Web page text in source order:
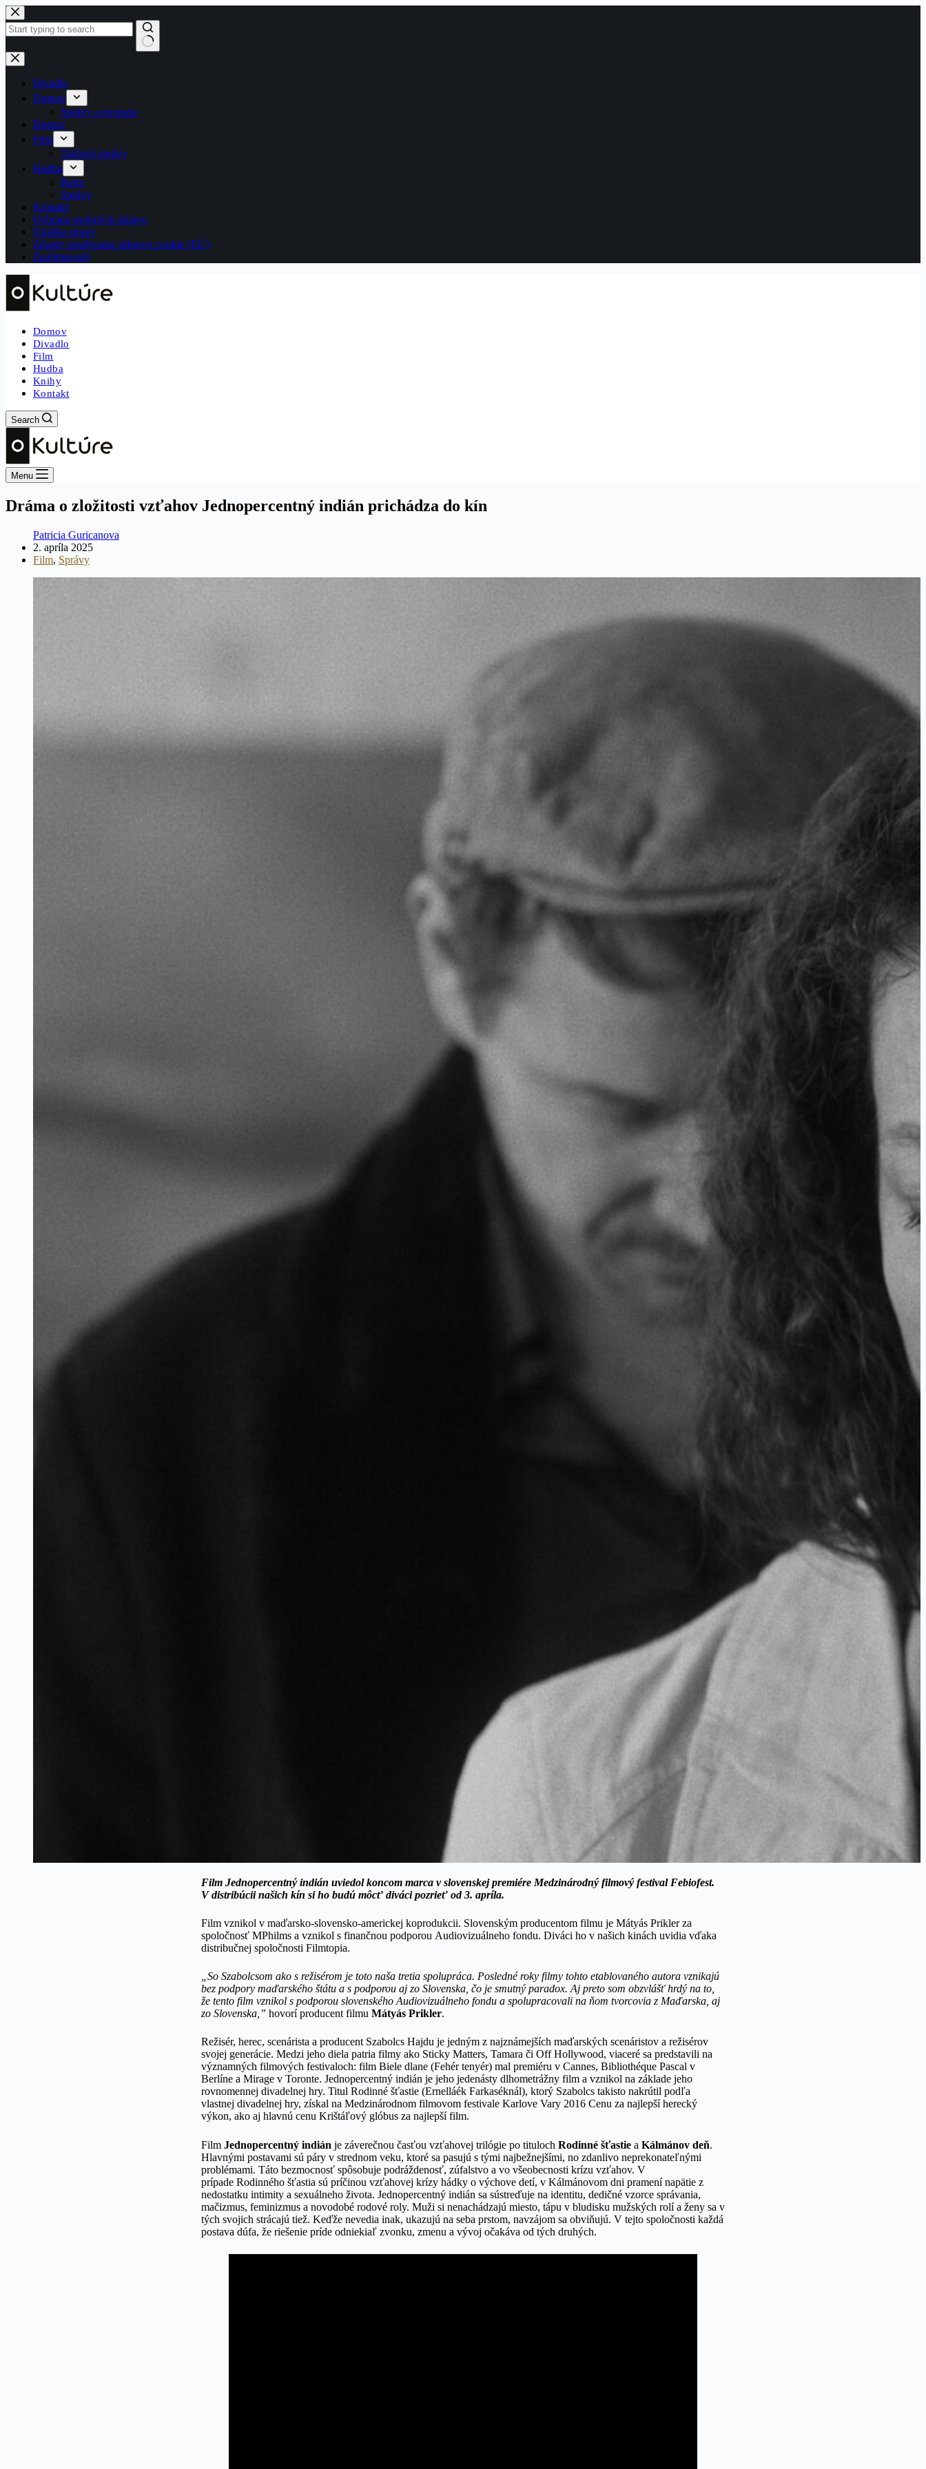
Skip
to
content
No
results
Divadlo
Domov
Správy a recenzie
Domov
Film
Tlačové správy
Hudba
Retro
Správy
Kontakt
Ochrana osobných údajov
Ukážka strany
Zásady používania súborov cookie (EÚ)
Zaujímavosti
Domov
Divadlo
Film
Hudba
Knihy
Kontakt
Search
Menu
Dráma o zložitosti vzťahov Jednopercentný indián prichádza do kín
Patricia Guricanova
2. apríla 2025
Film, Správy
Film Jednopercentný indián uviedol koncom marca v slovenskej premiére Medzinárodný filmový festival Febiofest.
V distribúcii našich kín si ho budú môcť diváci pozrieť od 3. apríla.
Film vznikol v maďarsko-slovensko-americkej koprodukcii. Slovenským producentom filmu je Mátyás Prikler za
spoločnosť MPhilms a vznikol s finančnou podporou Audiovizuálneho fondu. Diváci ho v našich kinách uvidia vďaka
distribučnej spoločnosti Filmtopia.
„So Szabolcsom ako s režisérom je toto naša tretia spolupráca. Posledné roky filmy tohto etablovaného autora vznikajú
bez podpory maďarského štátu a s podporou aj zo Slovenska, čo je smutný paradox. Aj preto som obzvlášť hrdý na to,
že tento film vznikol s podporou slovenského Audiovizuálneho fondu a spolupracovali na ňom tvorcovia z Maďarska, aj
zo Slovenska,” hovorí producent filmu Mátyás Prikler.
Režisér, herec, scenárista a producent Szabolcs Hajdu je jedným z najznámejších maďarských scenáristov a režisérov
svojej generácie. Medzi jeho diela patria filmy ako Sticky Matters, Tamara či Off Hollywood, viaceré sa predstavili na
významných filmových festivaloch: film Biele dlane (Fehér tenyér) mal premiéru v Cannes, Bibliothéque Pascal v
Berlíne a Mirage v Toronte. Jednoper­centný indián je jeho jedenásty dlhometrážny film a vznikol na základe jeho
rovnomennej divadelnej hry. Titul Rodinné šťastie (Ernelláék Farkaséknál), ktorý Szabolcs takisto nakrútil podľa
vlastnej divadelnej hry, získal na Medzinárodnom filmovom festivale Karlove Vary 2016 Cenu za najlepší herecký
výkon, ako aj hlavnú cenu Krištáľový glóbus za najlepší film.
Film Jednopercentný indián je záverečnou časťou vzťahovej trilógie po tituloch Rodinné šťastie a Kálmánov deň.
Hlavnými postavami sú páry v strednom veku, ktoré sa pasujú s tými najbežnejšími, no zdanlivo neprekonateľnými
problémami. Táto bezmocnosť spôsobuje podráždenosť, zúfalstvo a vo všeobecnosti krízu vzťahov. V
prípade Rodinného šťastia sú príčinou vzťahovej krízy hádky o výchove detí, v Kálmánovom dni pramení napätie z
nedostatku intimity a sexuálneho života. Jednopercentný indián sa sústreďuje na identitu, dedičné vzorce správania,
mačizmus, feminizmus a novodobé rodové roly. Muži si nenachádzajú miesto, tápu v bludisku mužských rolí a ženy sa v
tých svojich strácajú tiež. Keďže nevedia inak, ukazujú na seba prstom, navzájom sa obviňujú. V tejto spoločnosti každá
postava dúfa, že riešenie príde odniekiaľ zvonku, zmenu a vývoj očakáva od tých druhých.